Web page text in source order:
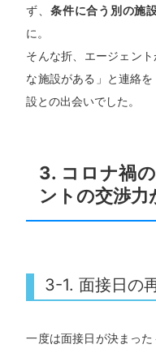
ず、条件に合う別の施
に。
そんな折、エージェン
な施設がある」と連絡
設との出会いでした。
3. コロナ禍
ントの交渉力
3-1. 面接日の
一度は面接日が決まっ